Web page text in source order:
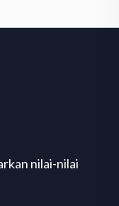
nilai-nilai